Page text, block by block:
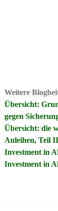
Weitere
Übersicht:
gegen
Übersicht: die
Anleihen, Teil II
Investment in
Investment in